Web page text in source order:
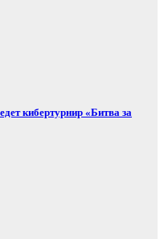
кибертурнир «Битва за